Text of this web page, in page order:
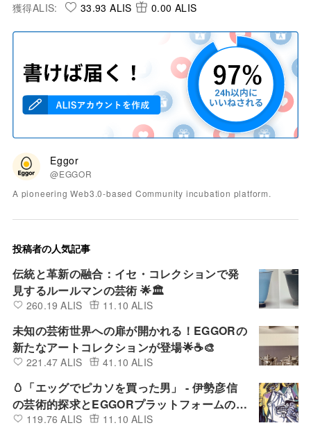
獲得ALIS: 33.93 ALIS 0.00 ALIS
Eggor
@EGGOR
A pioneering Web3.0-based Community incubation platform.
投稿者の人気記事
伝統と革新の融合：イセ・コレクションで発
見するルールマンの芸術 🌟🏛️
260.19 ALIS 11.10 ALIS
未知の芸術世界への扉が開かれる！EGGORの
新たなアートコレクションが登場🌟☕🎨
221.47 ALIS 41.10 ALIS
🥚「エッグでピカソを買った男」 - 伊勢彦信
の芸術的探求とEGGORプラットフォームの新
たな舞台✨🎨
119.76 ALIS 11.10 ALIS